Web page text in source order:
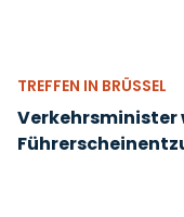
TREFFEN IN BRÜSSEL
Verkehrsminister